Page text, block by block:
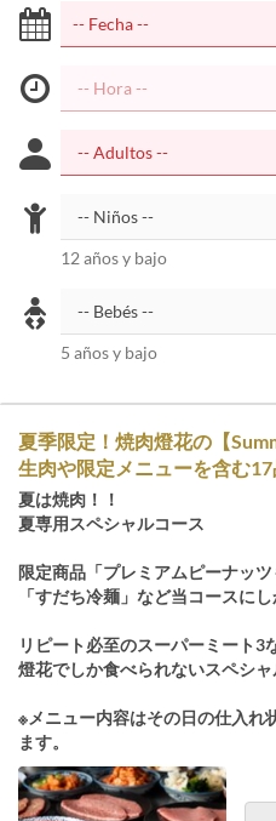
12 años y bajo
5 años y bajo
夏季限定！焼肉燈花の【
生肉や限定メニューを含む
夏は焼肉！！
夏専用スペシャルコース
限定商品「プレミアムピーナッ
「すだち冷麺」など当コースに
リピート必至のスーパーミート3
燈花でしか食べられないスペシ
※メニュー内容はその日の仕入れ
ます。